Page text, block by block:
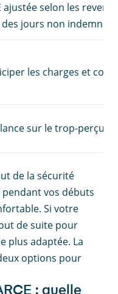
ajustée selon les
des jours non
les charges et
sur le trop-perçu
de la sécurité
pendant vos débuts
Si votre
de suite pour
plus adaptée. La
options pour
: quelle